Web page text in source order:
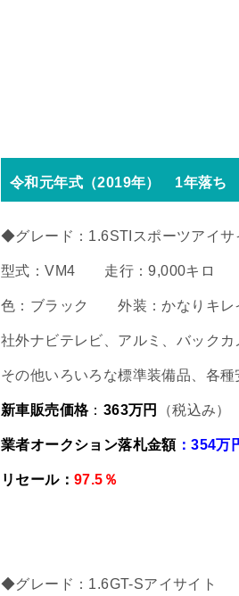
令和元年式（2019年） 1年落ち
◆グレード：1.6STIスポーツアイ
型式：VM4 走行：9,000キロ
色：ブラック 外装：かなりキレ
社外ナビテレビ、アルミ、バックカ
その他いろいろな標準装備品、各種
新車販売価格： 363万円 （税込み）
業者オークション落札金額：354万
リセール： 97.5％
◆グレード：1.6GT-Sアイサイト